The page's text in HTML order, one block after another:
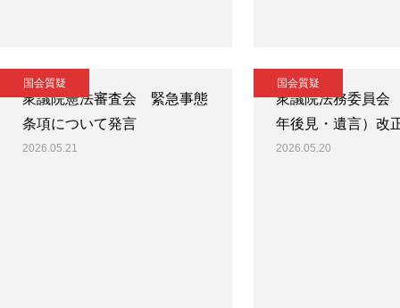
国会質疑
衆議院憲法審査会 緊急事態
条項について発言
2026.05.21
国会質疑
衆議院法務委員
年後見・遺言）改
2026.05.20